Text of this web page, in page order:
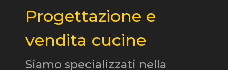
Progettazione e
vendita cucine
Siamo specializzati nella